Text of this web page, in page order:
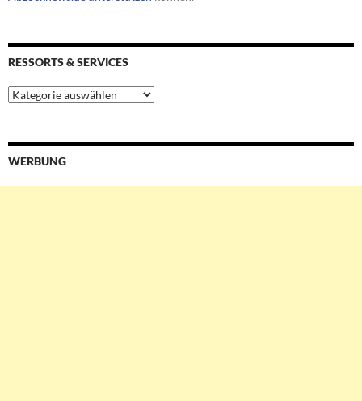
RESSORTS & SERVICES
Ressorts
&
WERBUNG